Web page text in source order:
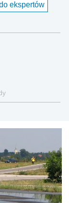
ekspertów